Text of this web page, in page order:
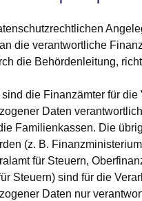
die verantwortliche
die Behördenleitung,
sind die Finanzämter für die
Daten
Familienkassen. Die
(z. B.
für Steuern,
Steuern) sind für die
Daten nur